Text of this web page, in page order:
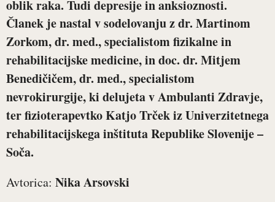
oblik raka. Tudi depresije in anksioznosti.
Članek je nastal v sodelovanju z dr. Martinom
Zorkom, dr. med., specialistom fizikalne in
rehabilitacijske medicine, in doc. dr. Mitjem
Benedičičem, dr. med., specialistom
nevrokirurgije, ki delujeta v Ambulanti Zdravje,
ter fizioterapevtko Katjo Trček iz Univerzitetnega
rehabilitacijskega inštituta Republike Slovenije –
Soča.
Avtorica: Nika Arsovski